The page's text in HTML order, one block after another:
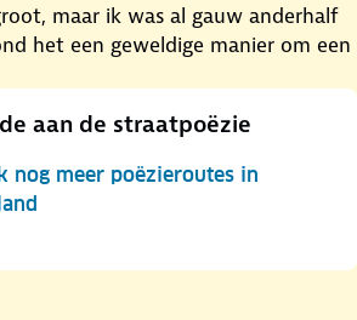
maar ik was al gauw anderhalf
het een geweldige manier om een
aan de straatpoëzie
nog meer poëzieroutes in